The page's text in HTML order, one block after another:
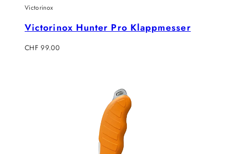
Victorinox
Victorinox Hunter Pro Klappmesser
Regulärer
CHF 99.00